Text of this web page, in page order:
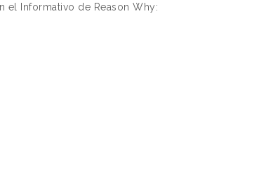
el Informativo de Reason Why: